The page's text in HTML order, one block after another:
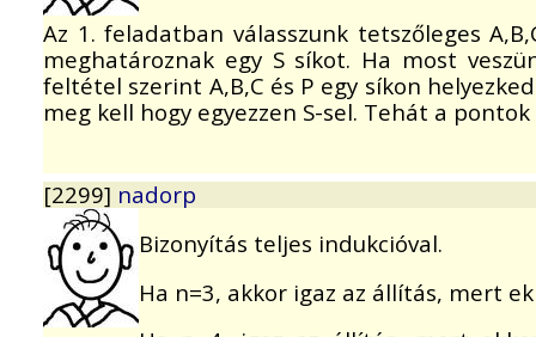
Az 1. feladatban válasszunk tetszőleges
meghatároznak egy S síkot. Ha most
feltétel szerint A,B,C és P egy síkon
meg kell hogy egyezzen S-sel. Tehát a
[2299] nadorp
Bizonyítás teljes indukcióval.
Ha n=3, akkor igaz az állítás, mert